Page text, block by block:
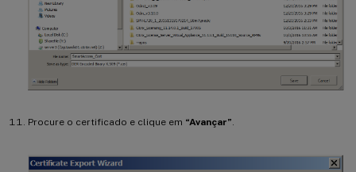
Procure o certificado e clique em “Avançar”.